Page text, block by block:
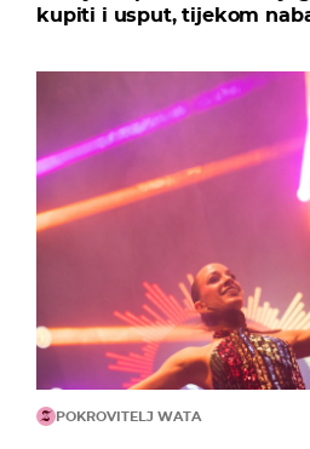
kupiti i usput, tijekom
POKROVITELJ WATA